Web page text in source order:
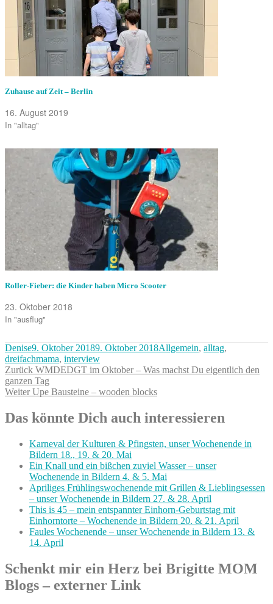
Zuhause auf Zeit – Berlin
16. August 2019
In "alltag"
Roller-Fieber: die Kinder haben Micro Scooter
23. Oktober 2018
In "ausflug"
Autor
DeniseVeröffentlicht
am
9. Oktober 20189. Oktober 2018Kategorien
Allgemein, alltag,
dreifachmama, interview
Beitragsnavigation
Zurück Vorheriger
Beitrag:
WMDEDGT im Oktober – Was machst Du eigentlich den
ganzen Tag
Weiter Nächster
Upe Bausteine – wooden blocks
Das könnte Dich auch interessieren
Karneval der Kulturen & Pfingsten, unser Wochenende in
Bildern 18., 19. & 20. Mai
Ein Knall und ein bißchen zuviel Wasser – unser
Wochenende in Bildern 4. & 5. Mai
Apriliges Frühlingswochenende mit Grillen & Lieblingsessen
– unser Wochenende in Bildern 27. & 28. April
This is 45 – mein entspannter Einhorn-Geburtstag mit
Einhorntorte – Wochenende in Bildern 20. & 21. April
Faules Wochenende – unser Wochenende in Bildern 13. &
14. April
Schenkt mir ein Herz bei Brigitte MOM
Blogs – externer Link